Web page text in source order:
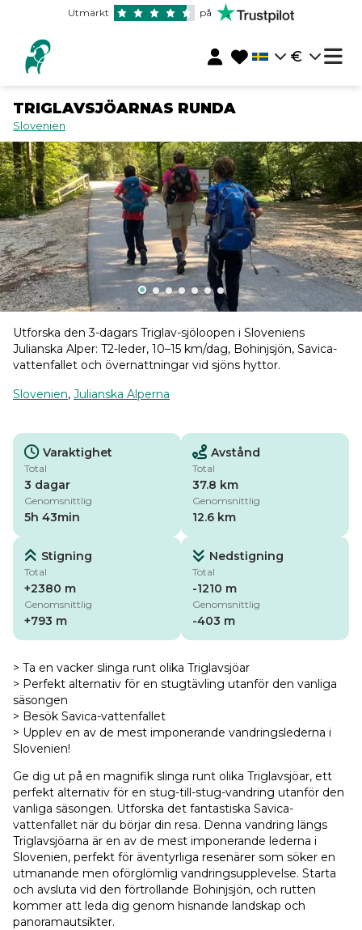
Utmärkt på
€
TRIGLAVSJÖARNAS RUNDA
Slovenien
Utforska den 3-dagars Triglav-sjöloopen i Sloveniens
Julianska Alper: T2-leder, 10–15 km/dag, Bohinjsjön, Savica-
vattenfallet och övernattningar vid sjöns hyttor.
Slovenien, Julianska Alperna
Varaktighet
Total
3 dagar
Genomsnittlig
5h 43min
Avstånd
Total
37.8 km
Genomsnittlig
12.6 km
Stigning
Total
+2380 m
Genomsnittlig
+793 m
Nedstigning
Total
-1210 m
Genomsnittlig
-403 m
> Ta en vacker slinga runt olika Triglavsjöar
> Perfekt alternativ för en stugtävling utanför den vanliga
säsongen
> Besök Savica-vattenfallet
> Upplev en av de mest imponerande vandringslederna i
Slovenien!
Ge dig ut på en magnifik slinga runt olika Triglavsjöar, ett
perfekt alternativ för en stug-till-stug-vandring utanför den
vanliga säsongen. Utforska det fantastiska Savica-
vattenfallet när du börjar din resa. Denna vandring längs
Triglavsjöarna är en av de mest imponerande lederna i
Slovenien, perfekt för äventyrliga resenärer som söker en
utmanande men oförglömlig vandringsupplevelse. Starta
och avsluta vid den förtrollande Bohinjsjön, och rutten
kommer att leda dig genom hisnande landskap och
panoramautsikter.